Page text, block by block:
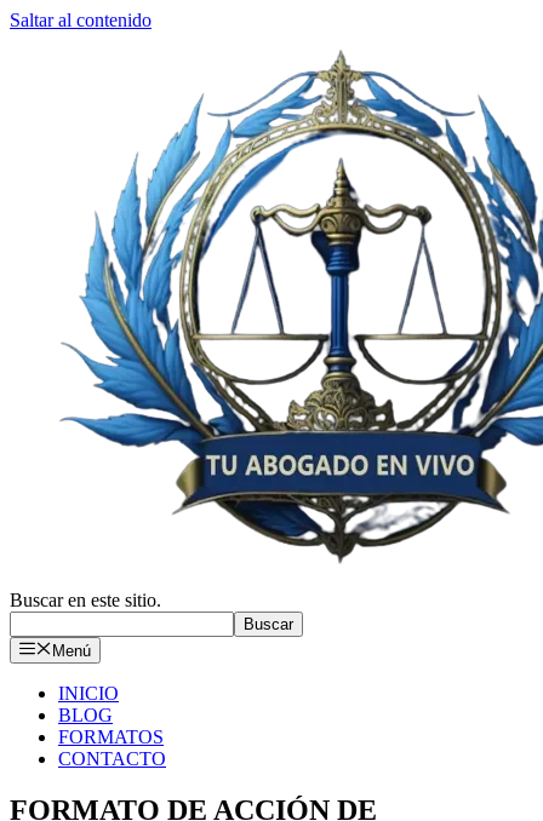
Saltar al contenido
Buscar en este sitio.
Buscar
Menú
INICIO
BLOG
FORMATOS
CONTACTO
FORMATO DE ACCIÓN DE